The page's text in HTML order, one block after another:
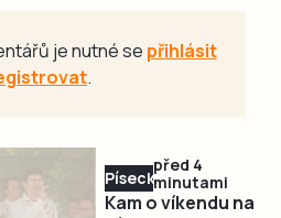
je nutné se přihlásit
.
Písecko
před 4
minutami
Kam o víkendu na